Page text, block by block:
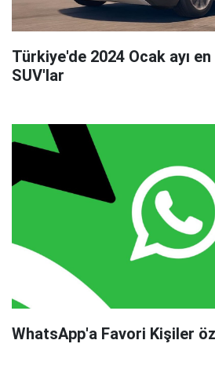
Türkiye'de 2024 Ocak ayı
SUV'lar
WhatsApp'a Favori Kişiler